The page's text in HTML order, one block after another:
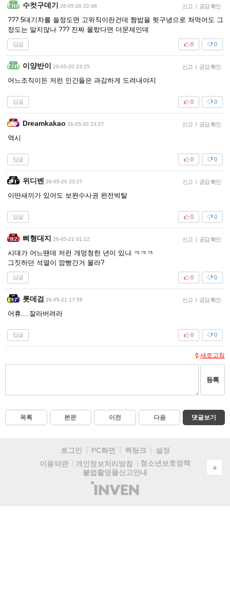
수컷구데기 26-05-20 22:48 신고 | 공감 확인
??? 5대기차를 쓸정도면 고위직이란건데 짬밥을 뒷구녕으로 쳐먹어도 그
정도는 알지않나 ??? 진짜 몰랐다면 더문제인데
답글 0
0
이양반이 26-05-20 23:25 신고 | 공감 확인
어느조직이든 저런 인간들은 과감하게 도려내야지
답글 0
0
Dreamkakao 26-05-20 23:27 신고 | 공감 확인
역시
답글 0
0
위디벤 26-05-20 23:27 신고 | 공감 확인
이딴새끼가 있어도 보완수사권 완전박탈
답글 0
0
삐형대지 26-05-21 01:22 신고 | 공감 확인
시대가 어느땐데 저런 개멍청한 년이 있냐 ㅋㅋㅋ
그짓하던 석열이 깜빵간거 몰라?
답글 0
0
롯데검 26-05-21 17:58 신고 | 공감 확인
어휴....잘라버려라
답글 0
0
새로고침
등록
목록 본문 이전 다음 댓글보기
로그인 PC화면 퀵링크
설정
이용약관
개인정보처리방침
청소년보호정책
불법촬영물신고안내
(주)
인
▲